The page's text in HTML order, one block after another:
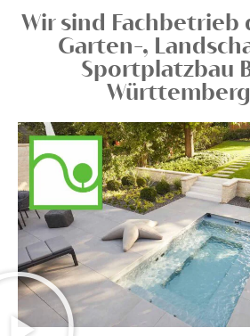
Wir sind Fachbetrieb
Garten-,
Sportplatzbau
Württemberg